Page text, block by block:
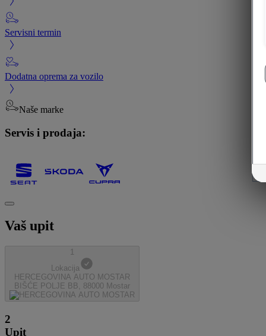
Servisni termin
Dodatna oprema za vozilo
Naše marke
Servis i prodaja:
Vaš upit
1
Lokacija
HERCEGOVINA AUTO MOSTAR
BIŠĆE POLJE BB, 88000 Mostar
2
Upit